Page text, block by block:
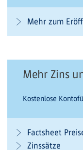
Mehr zum
Mehr Zins
Kostenlose
Factsheet
Zinssätze